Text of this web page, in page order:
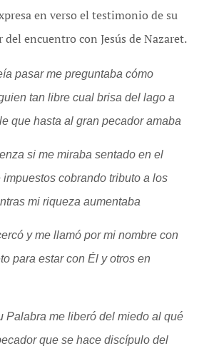
en verso el testimonio de su
encuentro con Jesús de Nazaret.
pasar me preguntaba cómo
tan libre cual brisa del lago a
que hasta al gran pecador amaba
si me miraba sentado en el
cobrando tributo a los
mi riqueza aumentaba
y me llamó por mi nombre con
para estar con Él y otros en
Palabra me liberó del miedo al qué
que se hace discípulo del